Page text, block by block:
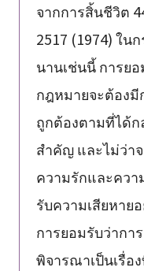
จากการสิ้นชีวิต
2517 (1974) ใน
นานเช่นนี้ การย
กฎหมายจะต้อง
ถูกต้องตามที่ได้
สำคัญ และไม่ว่า
ความรักและคว
รับความเสียหาย
การยอมรับว่ากา
พิจารณาเป็นเรื่อ